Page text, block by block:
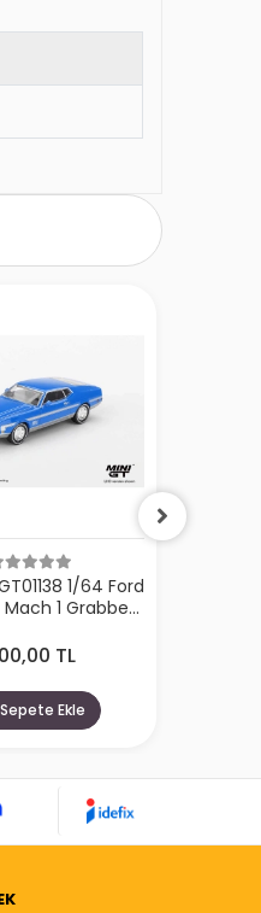
1/64 Ford
1 Grabber
TL
Sepete Ekle